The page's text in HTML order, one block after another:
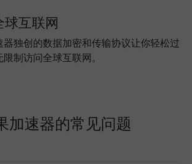
球互联网
器独创的数据加密和传输协议让你轻松过
制访问全球互联网。
加速器的常见问题